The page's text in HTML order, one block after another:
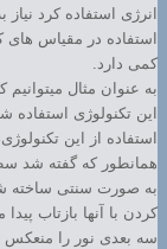
انرژی استفاده کرد
استفاده در مقیاس
کمی دارد.
به عنوان مثال
این تکنولوژی استفاده
استفاده از این
همانطور که گفته شد
به صورت سنتی ساخته
کردن با آنها بازتاب
سه بعدی نور را منعکس